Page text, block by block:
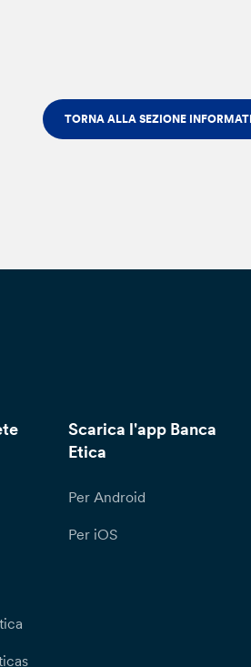
TORNA ALLA SEZIONE INFORMATI
Scarica l'app Banca
Etica
Per Android
Per iOS